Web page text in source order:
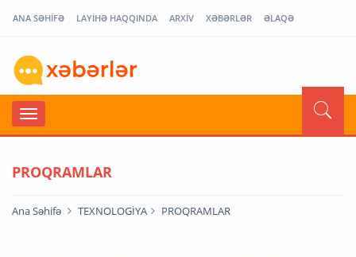
ANA SƏHİFƏ LAYİHƏ HAQQINDA ARXİV XƏBƏRLƏR ƏLAQƏ
PROQRAMLAR
Ana Səhifə TEXNOLOGİYA PROQRAMLAR